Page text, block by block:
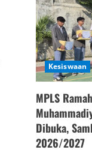
Kesiswaan
MPLS
Dibuka,
2026/2027